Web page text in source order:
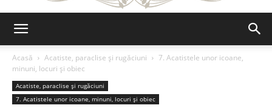
Acasă
Acatiste, paraclise și rugăciuni
7. Acatistele unor icoane,
minuni, locuri și obiec
Acatiste, paraclise și rugăciuni
7. Acatistele unor icoane, minuni, locuri și obiec